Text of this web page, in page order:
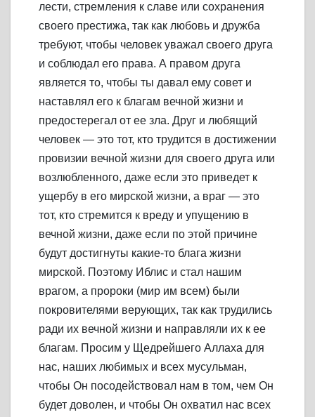
лести, стремления к славе или сохранения
своего престижа, так как любовь и дружба
требуют, чтобы человек уважал своего друга
и соблюдал его права. А правом друга
является то, чтобы ты давал ему совет и
наставлял его к благам вечной жизни и
предостерегал от ее зла. Друг и любящий
человек — это тот, кто трудится в достижении
провизии вечной жизни для своего друга или
возлюбленного, даже если это приведет к
ущербу в его мирской жизни, а враг — это
тот, кто стремится к вреду и упущению в
вечной жизни, даже если по этой причине
будут достигнуты какие-то блага жизни
мирской. Поэтому Иблис и стал нашим
врагом, а пророки (мир им всем) были
покровителями верующих, так как трудились
ради их вечной жизни и направляли их к ее
благам. Просим у Щедрейшего Аллаха для
нас, наших любимых и всех мусульман,
чтобы Он посодействовал нам в том, чем Он
будет доволен, и чтобы Он охватил нас всех